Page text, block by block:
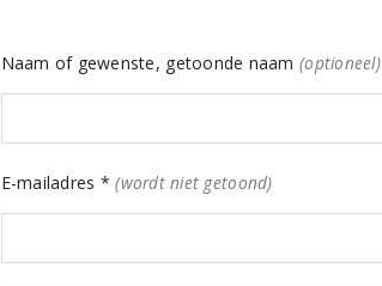
Naam of gewenste, getoonde naam(optioneel)
E-mailadres *(wordt niet getoond)